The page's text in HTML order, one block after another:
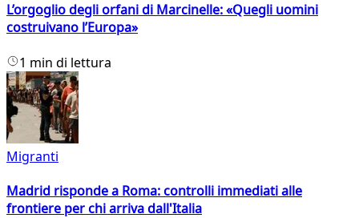
L’orgoglio degli orfani di Marcinelle: «Quegli uomini
costruivano l’Europa»
1 min di lettura
Migranti
Madrid risponde a Roma: controlli immediati alle
frontiere per chi arriva dall'Italia